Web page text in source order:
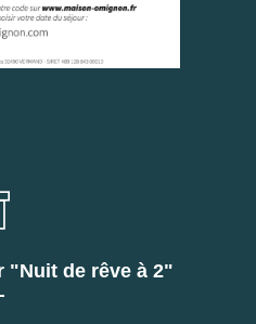
"Nuit de rêve à 2"